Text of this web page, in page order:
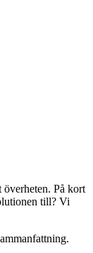
På kort
till? Vi